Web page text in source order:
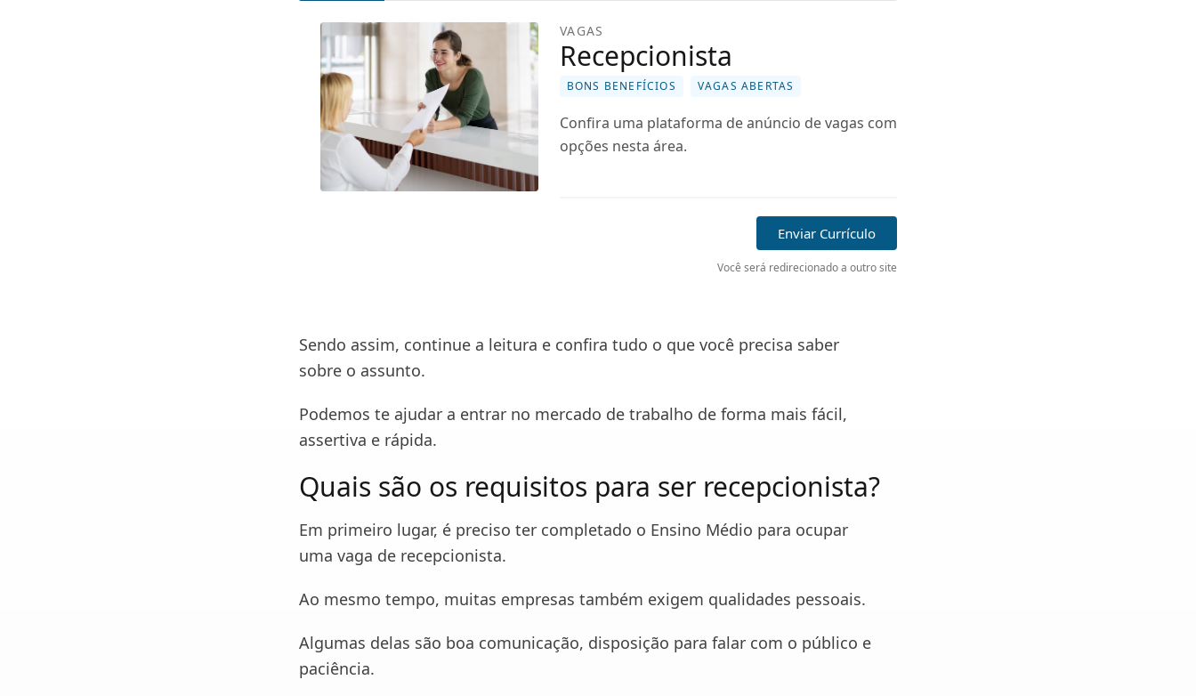
VAGAS
Recepcionista
BONS BENEFÍCIOS VAGAS ABERTAS
Confira uma plataforma de anúncio de vagas com
opções nesta área.
Enviar Currículo
Você será redirecionado a outro site
Sendo assim, continue a leitura e confira tudo o que você precisa saber
sobre o assunto.
Podemos te ajudar a entrar no mercado de trabalho de forma mais fácil,
assertiva e rápida.
Quais são os requisitos para ser recepcionista?
Em primeiro lugar, é preciso ter completado o Ensino Médio para ocupar
uma vaga de recepcionista.
Ao mesmo tempo, muitas empresas também exigem qualidades pessoais.
Algumas delas são boa comunicação, disposição para falar com o público e
paciência.